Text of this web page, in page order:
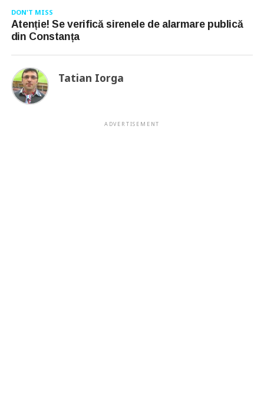
DON'T MISS
Atenție! Se verifică sirenele de alarmare publică
din Constanța
Tatian Iorga
ADVERTISEMENT